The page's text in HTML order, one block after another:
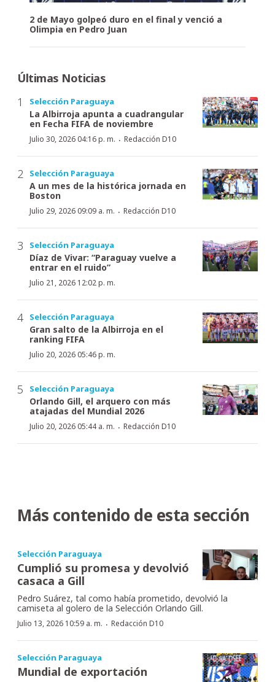
2 de Mayo golpeó duro en el final y venció a
Olimpia en Pedro Juan
Últimas Noticias
Selección Paraguaya
La Albirroja apunta a cuadrangular
en Fecha FIFA de noviembre
Julio 30, 2026 04:16 p. m. · Redacción D10
Selección Paraguaya
A un mes de la histórica jornada en
Boston
Julio 29, 2026 09:09 a. m. · Redacción D10
Selección Paraguaya
Díaz de Vivar: “Paraguay vuelve a
entrar en el ruido”
Julio 21, 2026 12:02 p. m.
Selección Paraguaya
Gran salto de la Albirroja en el
ranking FIFA
Julio 20, 2026 05:46 p. m.
Selección Paraguaya
Orlando Gill, el arquero con más
atajadas del Mundial 2026
Julio 20, 2026 05:44 a. m. · Redacción D10
Más contenido de esta sección
Selección Paraguaya
Cumplió su promesa y devolvió
casaca a Gill
Pedro Suárez, tal como había prometido, devolvió la
camiseta al golero de la Selección Orlando Gill.
Julio 13, 2026 10:59 a. m. · Redacción D10
Selección Paraguaya
Mundial de exportación